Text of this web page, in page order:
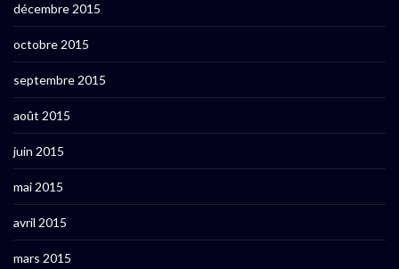
décembre 2015
octobre 2015
septembre 2015
août 2015
juin 2015
mai 2015
avril 2015
mars 2015